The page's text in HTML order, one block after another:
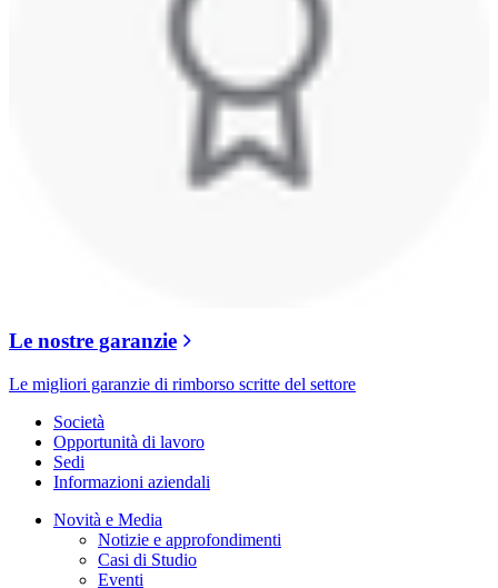
Le nostre garanzie
Le migliori garanzie di rimborso scritte del settore
Società
Opportunità di lavoro
Sedi
Informazioni aziendali
Novità e Media
Notizie e approfondimenti
Casi di Studio
Eventi